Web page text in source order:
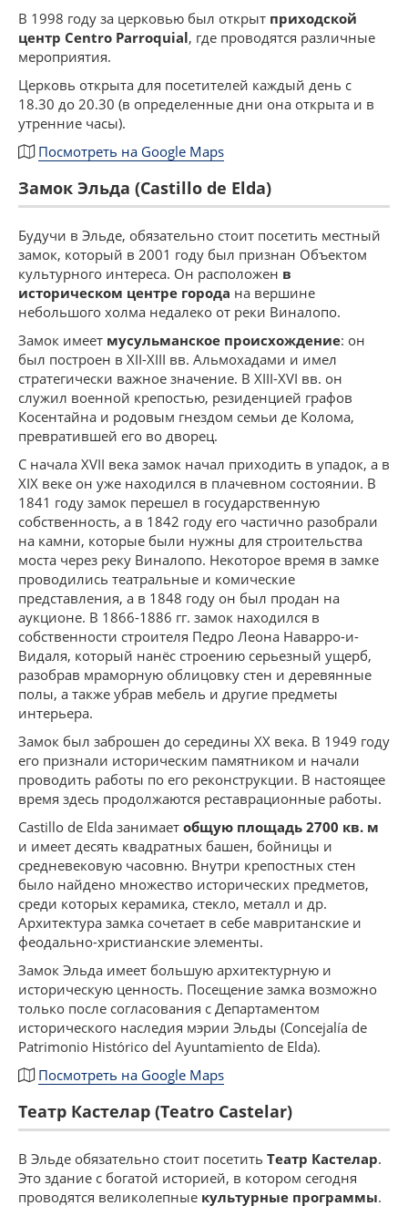
В 1998 году за церковью был открыт приходской
центр Centro Parroquial, где проводятся различные
мероприятия.
Церковь открыта для посетителей каждый день с
18.30 до 20.30 (в определенные дни она открыта и в
утренние часы).
Посмотреть на Google Maps
Замок Эльда (Castillo de Elda)
Будучи в Эльде, обязательно стоит посетить местный
замок, который в 2001 году был признан Объектом
культурного интереса. Он расположен в
историческом центре города на вершине
небольшого холма недалеко от реки Виналопо.
Замок имеет мусульманское происхождение: он
был построен в XII-XIII вв. Альмохадами и имел
стратегически важное значение. В XIII-XVI вв. он
служил военной крепостью, резиденцией графов
Косентайна и родовым гнездом семьи де Колома,
превратившей его во дворец.
С начала XVII века замок начал приходить в упадок, а в
XIX веке он уже находился в плачевном состоянии. В
1841 году замок перешел в государственную
собственность, а в 1842 году его частично разобрали
на камни, которые были нужны для строительства
моста через реку Виналопо. Некоторое время в замке
проводились театральные и комические
представления, а в 1848 году он был продан на
аукционе. В 1866-1886 гг. замок находился в
собственности строителя Педро Леона Наварро-и-
Видаля, который нанёс строению серьезный ущерб,
разобрав мраморную облицовку стен и деревянные
полы, а также убрав мебель и другие предметы
интерьера.
Замок был заброшен до середины XX века. В 1949 году
его признали историческим памятником и начали
проводить работы по его реконструкции. В настоящее
время здесь продолжаются реставрационные работы.
Castillo de Elda занимает общую площадь 2700 кв. м
и имеет десять квадратных башен, бойницы и
средневековую часовню. Внутри крепостных стен
было найдено множество исторических предметов,
среди которых керамика, стекло, металл и др.
Архитектура замка сочетает в себе мавританские и
феодально-христианские элементы.
Замок Эльда имеет большую архитектурную и
историческую ценность. Посещение замка возможно
только после согласования с Департаментом
исторического наследия мэрии Эльды (Concejalía de
Patrimonio Histórico del Ayuntamiento de Eldа).
Посмотреть на Google Maps
Театр Кастелар (Teatro Castelar)
В Эльде обязательно стоит посетить Театр Кастелар.
Это здание с богатой историей, в котором сегодня
проводятся великолепные культурные программы.